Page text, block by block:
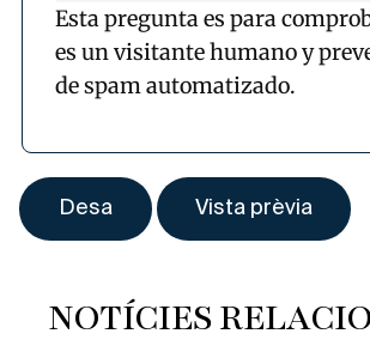
Esta pregunta es para
es un visitante humano y
de spam automatizado.
NOTÍCIES